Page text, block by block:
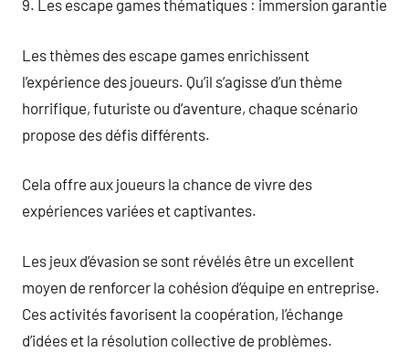
9. Les escape games thématiques : immersion garantie
Les thèmes des escape games enrichissent
l’expérience des joueurs. Qu’il s’agisse d’un thème
horrifique, futuriste ou d’aventure, chaque scénario
propose des défis différents.
Cela offre aux joueurs la chance de vivre des
expériences variées et captivantes.
Les jeux d’évasion se sont révélés être un excellent
moyen de renforcer la cohésion d’équipe en entreprise.
Ces activités favorisent la coopération, l’échange
d’idées et la résolution collective de problèmes.